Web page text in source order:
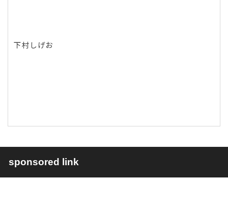
下村しげお
sponsored link